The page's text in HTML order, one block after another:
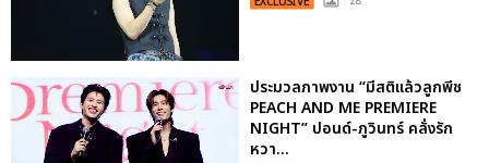
ประมวลภาพงาน “มีสติแล้วลูกพีช
PEACH AND ME PREMIERE
NIGHT” ปอนด์-ภูวินทร์ คลั่งรัก
หวา...